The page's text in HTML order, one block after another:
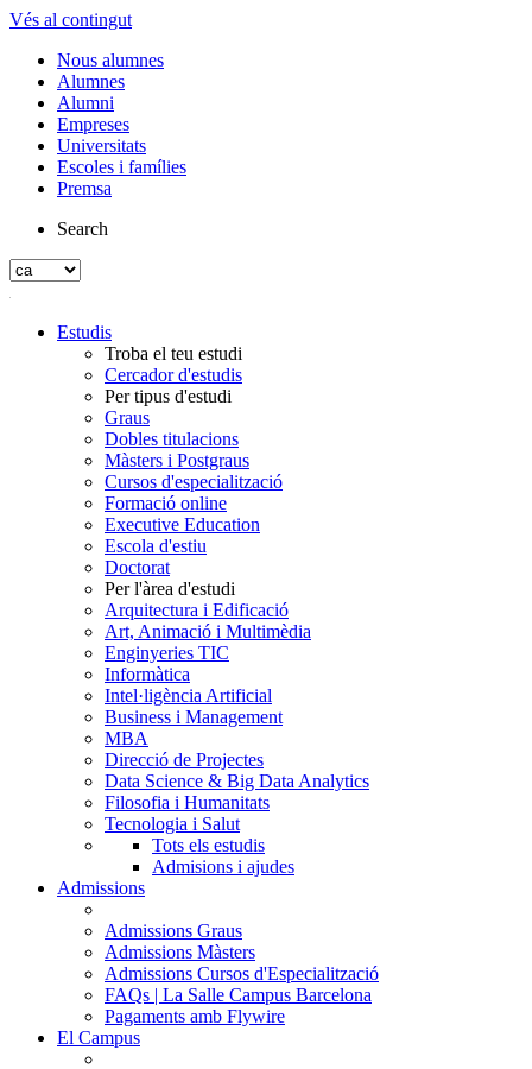
Vés al contingut
Nous alumnes
Alumnes
Alumni
Empreses
Universitats
Escoles i famílies
Premsa
Search
Estudis
Troba el teu estudi
Cercador d'estudis
Per tipus d'estudi
Graus
Dobles titulacions
Màsters i Postgraus
Cursos d'especialització
Formació online
Executive Education
Escola d'estiu
Doctorat
Per l'àrea d'estudi
Arquitectura i Edificació
Art, Animació i Multimèdia
Enginyeries TIC
Informàtica
Intel·ligència Artificial
Business i Management
MBA
Direcció de Projectes
Data Science & Big Data Analytics
Filosofia i Humanitats
Tecnologia i Salut
Tots els estudis
Admisions i ajudes
Admissions
Admissions Graus
Admissions Màsters
Admissions Cursos d'Especialització
FAQs | La Salle Campus Barcelona
Pagaments amb Flywire
El Campus